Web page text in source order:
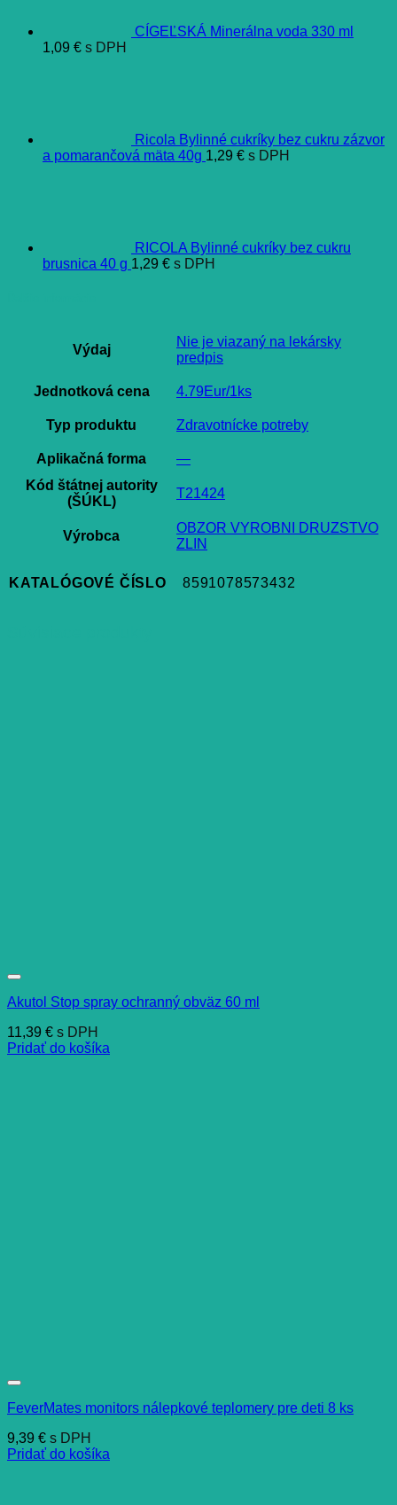
CÍGEĽSKÁ Minerálna voda 330 ml
1,09 € s DPH
Ricola Bylinné cukríky bez cukru zázvor
a pomarančová mäta 40g 1,29 € s DPH
RICOLA Bylinné cukríky bez cukru
brusnica 40 g 1,29 € s DPH
Výdaj
Nie je viazaný na lekársky
predpis
Jednotková cena 4.79Eur/1ks
Typ produktu Zdravotnícke potreby
Aplikačná forma
—
Kód štátnej autority
(ŠÚKL)
T21424
Výrobca
OBZOR VYROBNI DRUZSTVO
ZLIN
KATALÓGOVÉ ČÍSLO 8591078573432
Akutol Stop spray ochranný obväz 60 ml
11,39 € s DPH
Pridať do košíka
FeverMates monitors nálepkové teplomery pre deti 8 ks
9,39 € s DPH
Pridať do košíka